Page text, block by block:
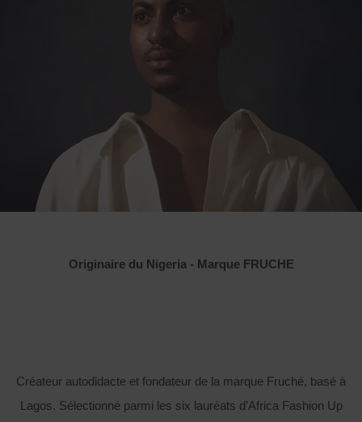
Originaire du Nigeria - Marque FRUCHE
Créateur autodidacte et fondateur de la marque Fruché, basé à
Lagos. Sélectionné parmi les six lauréats d’Africa Fashion Up